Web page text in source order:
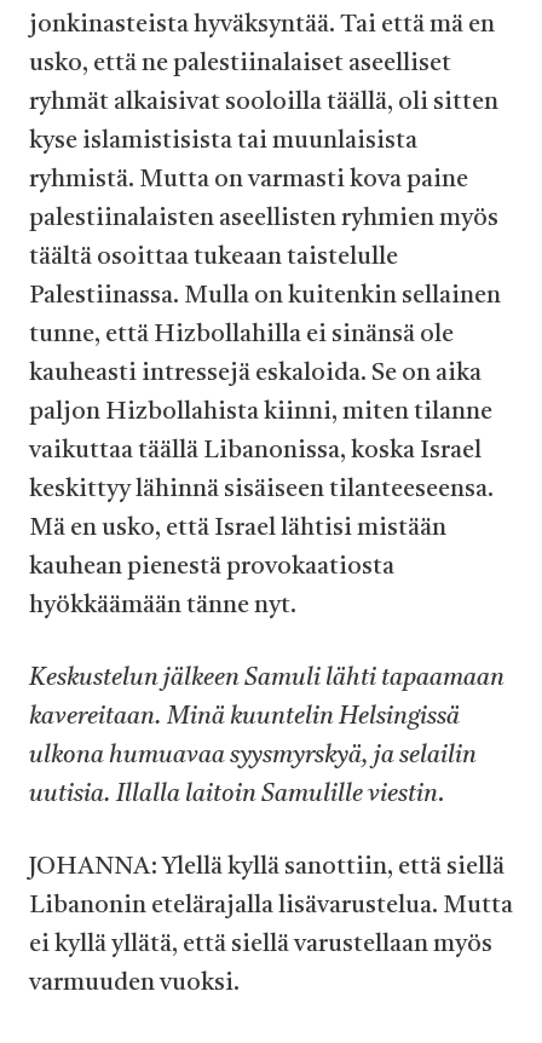
jonkinasteista hyväksyntää. Tai että mä en
usko, että ne palestiinalaiset aseelliset
ryhmät alkaisivat sooloilla täällä, oli sitten
kyse islamistisista tai muunlaisista
ryhmistä. Mutta on varmasti kova paine
palestiinalaisten aseellisten ryhmien myös
täältä osoittaa tukeaan taistelulle
Palestiinassa. Mulla on kuitenkin sellainen
tunne, että Hizbollahilla ei sinänsä ole
kauheasti intressejä eskaloida. Se on aika
paljon Hizbollahista kiinni, miten tilanne
vaikuttaa täällä Libanonissa, koska Israel
keskittyy lähinnä sisäiseen tilanteeseensa.
Mä en usko, että Israel lähtisi mistään
kauhean pienestä provokaatiosta
hyökkäämään tänne nyt.
Keskustelun jälkeen Samuli lähti tapaamaan
kavereitaan. Minä kuuntelin Helsingissä
ulkona humuavaa syysmyrskyä, ja selailin
uutisia. Illalla laitoin Samulille viestin.
JOHANNA: Ylellä kyllä sanottiin, että siellä
Libanonin etelärajalla lisävarustelua. Mutta
ei kyllä yllätä, että siellä varustellaan myös
varmuuden vuoksi.